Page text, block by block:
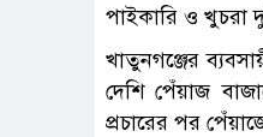
পাইকারি ও খুচরা
খাতুনগঞ্জের
দেশি পেঁয়াজ
প্রচারের পর